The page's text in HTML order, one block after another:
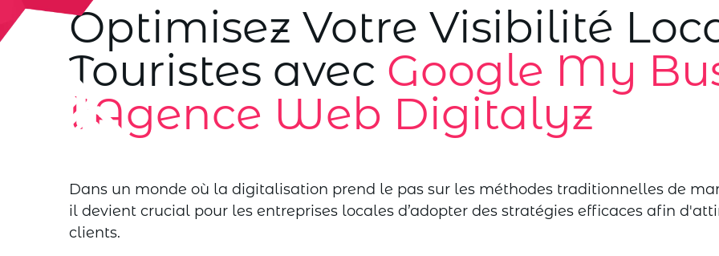
Optimisez Votre Visibilité
Touristes avec Google My
l'Agence Web Digitalyz
Dans un monde où la digitalisation prend le pas sur les méthodes traditionnelles de
il devient crucial pour les entreprises locales d’adopter des stratégies efficaces afin
clients.